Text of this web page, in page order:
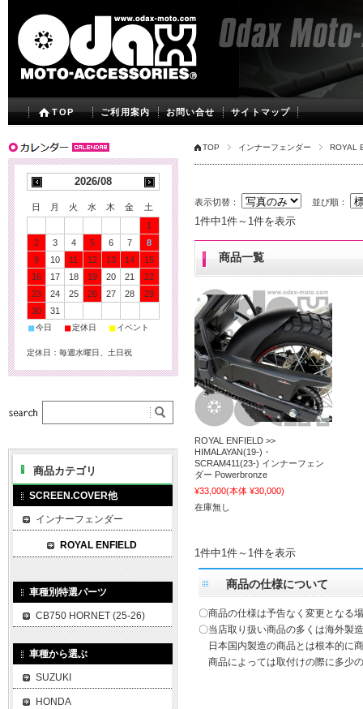
TOP ご利用案内 お問い合せ サイトマップ
TOP インナーフェンダー ROYAL
表示切替： 並び順：
1件中1件～1件を表示
商品一覧
ROYAL ENFIELD >>
HIMALAYAN(19-)・
SCRAM411(23-) インナーフェン
ダー Powerbronze
¥33,000(本体 ¥30,000)
在庫無し
1件中1件～1件を表示
商品の仕様について
〇商品の仕様は予告なく変更となる
〇当店取り扱い商品の多くは海外製
日本国内製造の商品とは根本的に
商品によっては取付けの際に多少
2026/08
日 月 火 水 木 金
土
1
2
3 4 5 6 7
8
9
10 11 12 13 14
15
16
17 18 19 20 21
22
23
24 25 26 27 28
29
30
31
■今日 ■定休日 ■ イベント
定休日：毎週水曜日、土日祝
商品カテゴリ
SCREEN.COVER他
インナーフェンダー
ROYAL ENFIELD
車種別特選パーツ
CB750 HORNET (25-26)
車種から選ぶ
SUZUKI
HONDA